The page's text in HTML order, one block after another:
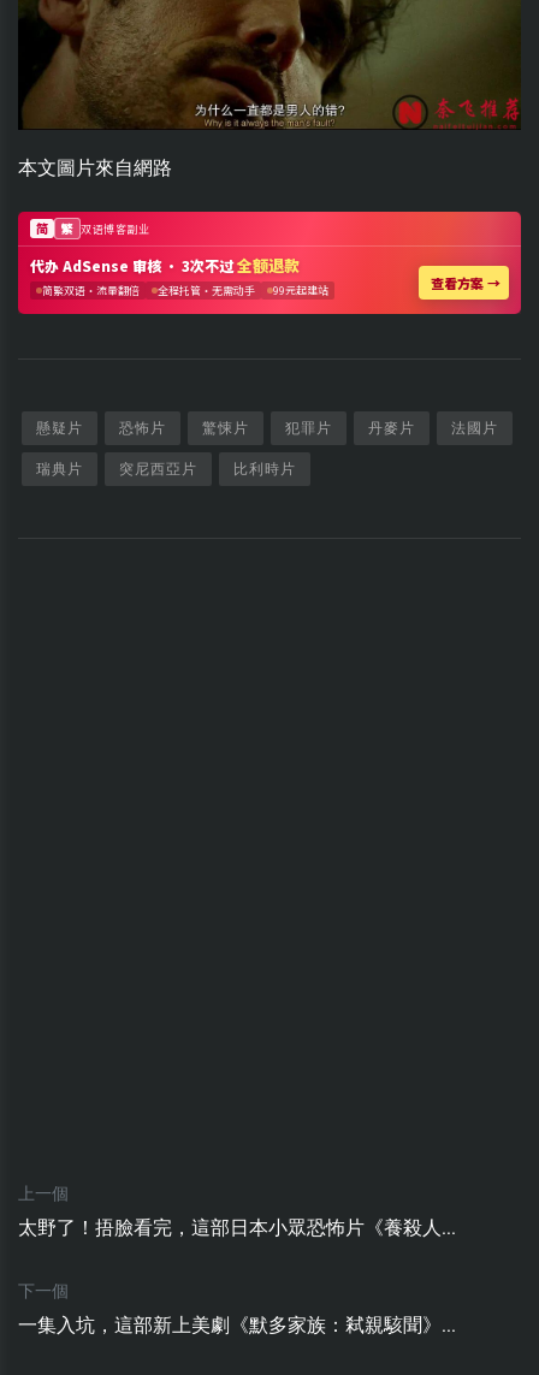
本文圖片來自網路
懸疑片 恐怖片 驚悚片 犯罪片 丹麥片 法國片
瑞典片 突尼西亞片 比利時片
上一個
太野了！捂臉看完，這部日本小眾恐怖片《養殺人...
下一個
一集入坑，這部新上美劇《默多家族：弒親駭聞》...